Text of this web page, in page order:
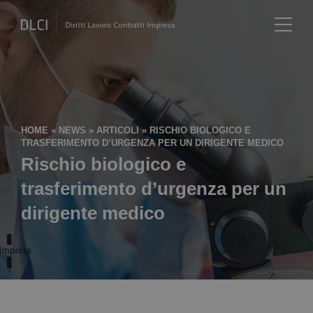
HOME » NEWS » ARTICOLI»RISCHIO BIOLOGICO E
TRASFERIMENTO D’URGENZA PER UN DIRIGENTE MEDICO
Rischio biologico e
trasferimento d’urgenza per un
dirigente medico